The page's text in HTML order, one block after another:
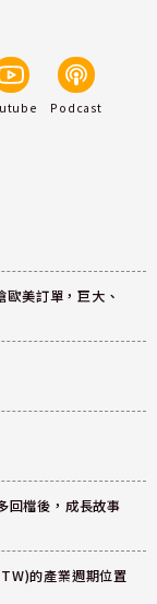
Podcast
美訂單，巨大、
回檔後，成長故事
的產業週期位置